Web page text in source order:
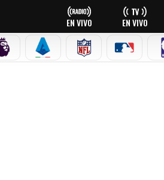
EN VIVO EN VIVO
PREMIER LEAGUE
SERIE A NFL MLB